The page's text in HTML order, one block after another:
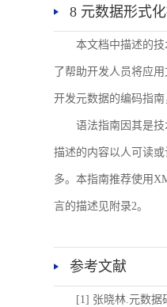
8 元数据形式
本文档中描述的
了帮助开发人员将应
开发元数据的编码指
语法指南因其是
描述的内容以人可读
多。本指南推荐使用
言的描述见附录2。
参考文献
[1] 张晓林.元数据